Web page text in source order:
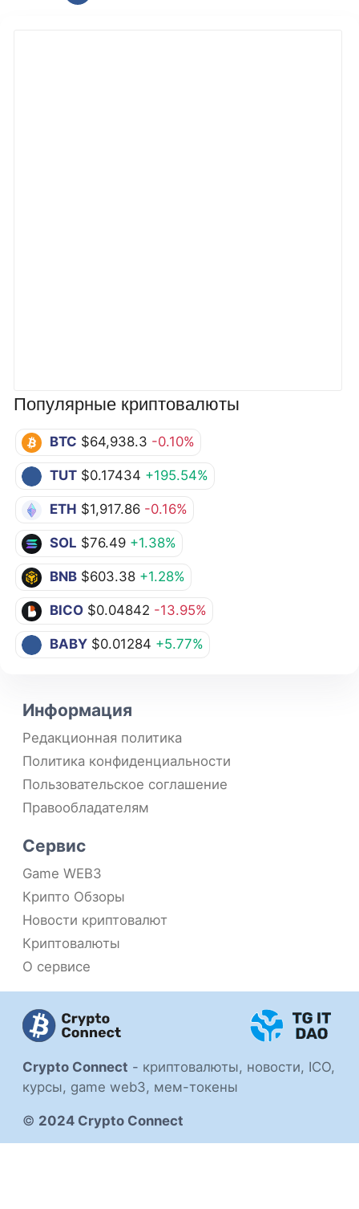
Популярные криптовалюты
BTC $64,938.3 -0.10%
TUT $0.17434 +195.54%
ETH $1,917.86 -0.16%
SOL $76.49 +1.38%
BNB $603.38 +1.28%
BICO $0.04842 -13.95%
BABY $0.01284 +5.77%
Crypto Connect - криптовалюты, новости, ICO,
курсы, game web3, мем-токены
© 2024 Crypto Connect
Информация
Редакционная политика
Политика конфиденциальности
Пользовательское соглашение
Правообладателям
Сервис
Game WEB3
Крипто Обзоры
Новости криптовалют
Криптовалюты
О сервисе